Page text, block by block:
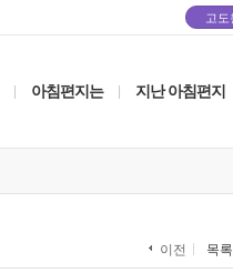
고도
아침편지는 지난 아침편지
이전 목록